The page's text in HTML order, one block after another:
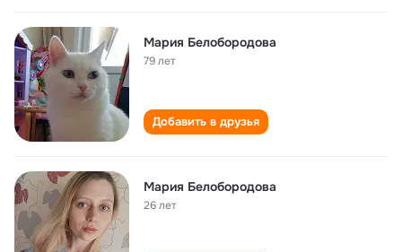
Мария Белобородова
79 лет
Добавить в друзья
Мария Белобородова
26 лет